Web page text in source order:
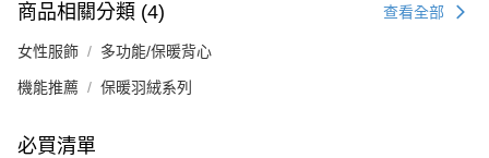
商品相關分類 (4) 查看全部
女性服飾 多功能/保暖背心
機能推薦 保暖羽絨系列
必買清單